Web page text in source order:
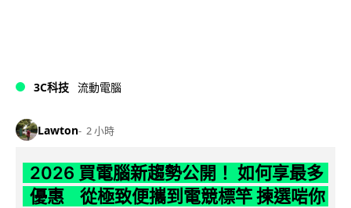
3C科技 流動電腦
Lawton 2 小時
2026 買電腦新趨勢公開！ 如何享最多
優惠 從極致便攜到電競標竿 揀選啱你